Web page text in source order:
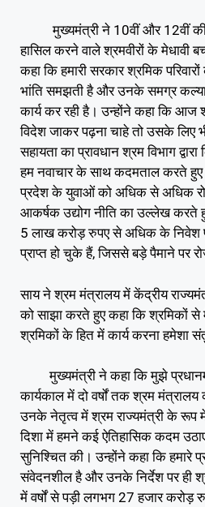
मुख्यमंत्री ने 10वीं और 12वीं की
हासिल करने वाले श्रमवीरों के मेधावी
कहा कि हमारी सरकार श्रमिक
भांति समझती है और उनके समग्र
कार्य कर रही है। उन्होंने कहा कि आज
विदेश जाकर पढ़ना चाहे तो उसके
सहायता का प्रावधान श्रम विभाग
हम नवाचार के साथ कदमताल करते हुए
प्रदेश के युवाओं को अधिक से अधिक
आकर्षक उद्योग नीति का उल्लेख करते
5 लाख करोड़ रुपए से अधिक के निवेश
प्राप्त हो चुके हैं, जिससे बड़े पैमाने पर
साय ने श्रम मंत्रालय में केंद्रीय
को साझा करते हुए कहा कि श्रमिकों से
श्रमिकों के हित में कार्य करना हमेशा
मुख्यमंत्री ने कहा कि मुझे
कार्यकाल में दो वर्षों तक श्रम मंत्रालय
उनके नेतृत्व में श्रम राज्यमंत्री के रूप
दिशा में हमने कई ऐतिहासिक कदम
सुनिश्चित की। उन्होंने कहा कि हमारे
संवेदनशील है और उनके निर्देश पर ही
में वर्षों से पड़ी लगभग 27 हजार करोड़